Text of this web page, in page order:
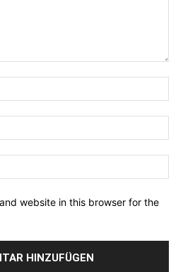
website in this browser for the